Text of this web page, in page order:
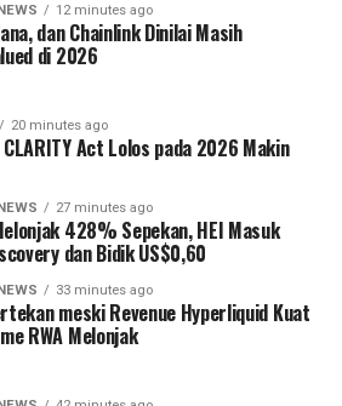
12 minutes ago
dan Chainlink Dinilai Masih
di 2026
20 minutes ago
Act Lolos pada 2026 Makin
27 minutes ago
428% Sepekan, HEI Masuk
dan Bidik US$0,60
33 minutes ago
meski Revenue Hyperliquid Kuat
RWA Melonjak